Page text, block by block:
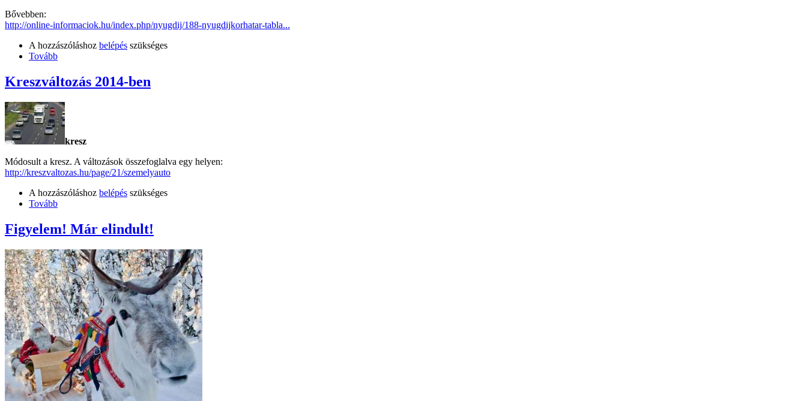
Bővebben:
http://online-informaciok.hu/index.php/nyugdij/188-nyugdijkorhatar-tabla...
A hozzászóláshoz belépés szükséges
Tovább
Kreszváltozás 2014-ben
kresz
Módosult a kresz. A változások összefoglalva egy helyen:
http://kreszvaltozas.hu/page/21/szemelyauto
A hozzászóláshoz belépés szükséges
Tovább
Figyelem! Már elindult!